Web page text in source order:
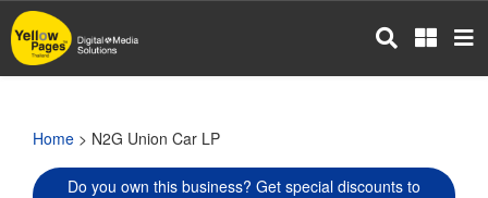
Skip
to
main
Home > N2G Union Car LP
Do you own this business? Get special discounts to